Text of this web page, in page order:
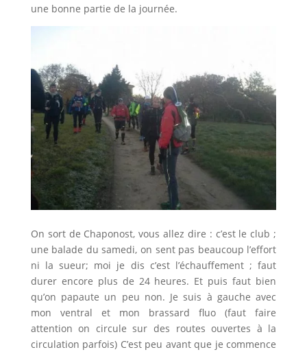
une bonne partie de la journée.
On sort de Chaponost, vous allez dire : c’est le club ;
une balade du samedi, on sent pas beaucoup l’effort
ni la sueur; moi je dis c’est l’échauffement ; faut
durer encore plus de 24 heures. Et puis faut bien
qu’on papaute un peu non. Je suis à gauche avec
mon ventral et mon brassard fluo (faut faire
attention on circule sur des routes ouvertes à la
circulation parfois) C’est peu avant que je commence